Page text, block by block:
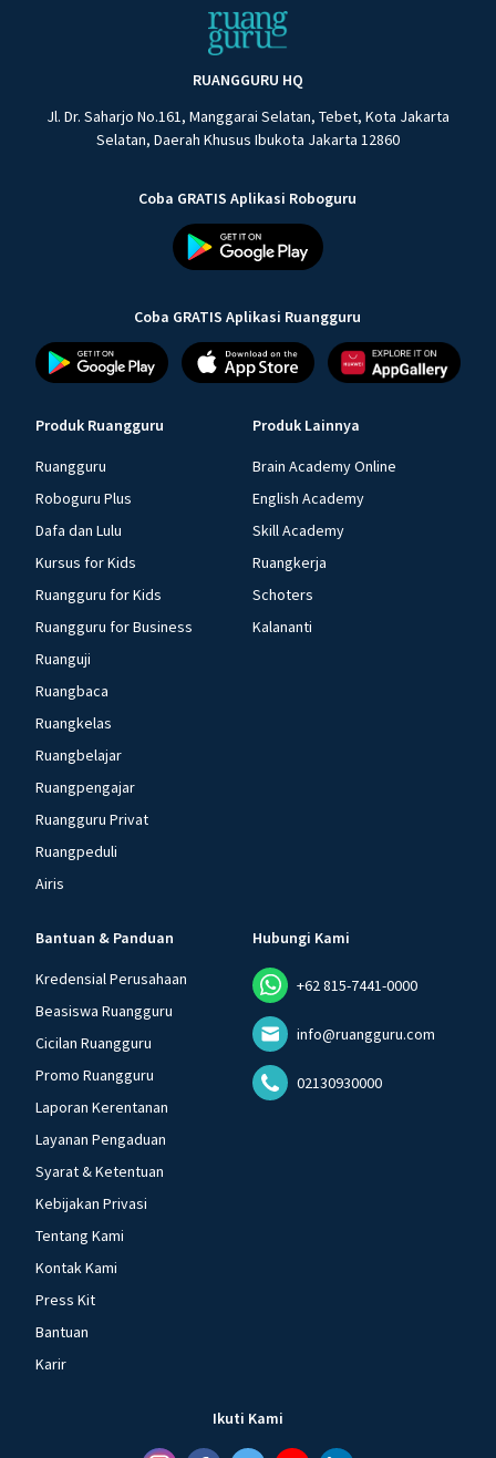
RUANGGURU HQ
Jl. Dr. Saharjo No.161, Manggarai Selatan, Tebet, Kota Jakarta
Selatan, Daerah Khusus Ibukota Jakarta 12860
Coba GRATIS Aplikasi Roboguru
Coba GRATIS Aplikasi Ruangguru
Produk Ruangguru
Ruangguru
Roboguru Plus
Dafa dan Lulu
Kursus for Kids
Ruangguru for Kids
Ruangguru for Business
Ruanguji
Ruangbaca
Ruangkelas
Ruangbelajar
Ruangpengajar
Ruangguru Privat
Ruangpeduli
Airis
Produk Lainnya
Brain Academy Online
English Academy
Skill Academy
Ruangkerja
Schoters
Kalananti
Bantuan & Panduan
Kredensial Perusahaan
Beasiswa Ruangguru
Cicilan Ruangguru
Promo Ruangguru
Laporan Kerentanan
Layanan Pengaduan
Syarat & Ketentuan
Kebijakan Privasi
Tentang Kami
Kontak Kami
Press Kit
Bantuan
Karir
Hubungi Kami
+62 815-7441-0000
info@ruangguru.com
02130930000
Ikuti Kami